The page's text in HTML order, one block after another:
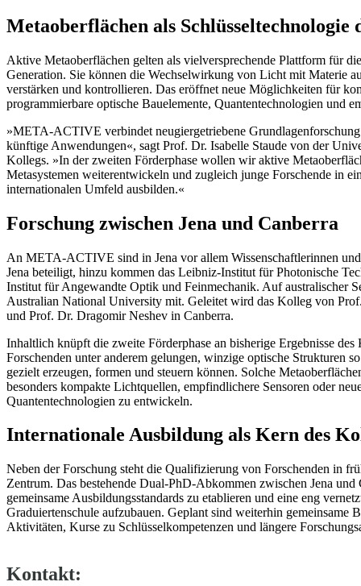
Metaoberflächen als Schlüsseltechnologie
Aktive Metaoberflächen gelten als vielversprechende Plattform für
Generation. Sie können die Wechselwirkung von Licht mit Materie
verstärken und kontrollieren. Das eröffnet neue Möglichkeiten für
programmierbare optische Bauelemente, Quantentechnologien und
»META-ACTIVE verbindet neugiergetriebene
künftige Anwendungen«, sagt Prof. Dr. Isabelle Staude von der
Kollegs. »In der zweiten Förderphase wollen wir aktive
Metasystemen weiterentwickeln und zugleich junge Forschende in
internationalen Umfeld ausbilden.«
Forschung zwischen Jena und Canberra
An META-ACTIVE sind in Jena vor allem Wissenschaftlerinnen
Jena beteiligt, hinzu kommen das Leibniz-Institut für Photonische
Institut für Angewandte Optik und Feinmechanik. Auf australischer
Australian National University mit. Geleitet wird das Kolleg von
und Prof. Dr. Dragomir Neshev in Canberra.
Inhaltlich knüpft die zweite Förderphase an bisherige Ergebnisse des
Forschenden unter anderem gelungen, winzige optische Strukturen
gezielt erzeugen, formen und steuern können. Solche
besonders kompakte Lichtquellen, empfindlichere Sensoren oder
Quantentechnologien zu entwickeln.
Internationale Ausbildung als Kern des
Neben der Forschung steht die Qualifizierung von Forschenden in
Zentrum. Das bestehende Dual-PhD-Abkommen zwischen Jena und
gemeinsame Ausbildungsstandards zu etablieren und eine eng
Graduiertenschule aufzubauen. Geplant sind weiterhin gemeinsame
Aktivitäten, Kurse zu Schlüsselkompetenzen und längere
Kontakt: